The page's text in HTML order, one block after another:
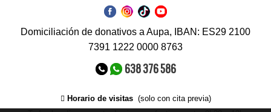
Domiciliación de donativos a Aupa, IBAN: ES29 2100
7391 1222 0000 8763
638 376 586
Horario de visitas(solo con cita previa)